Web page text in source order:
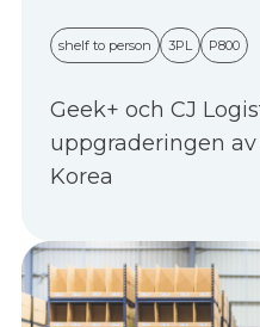
shelf to person 3PL P800
Geek+ och CJ
uppgraderingen
Korea